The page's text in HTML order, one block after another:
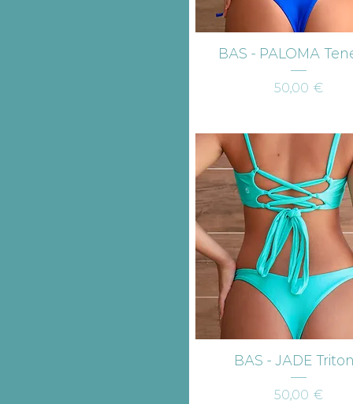
Aperçu rapide
BAS - PALOMA
Prix
50,00 €
Aperçu rapide
BAS - JADE
Prix
50,00 €